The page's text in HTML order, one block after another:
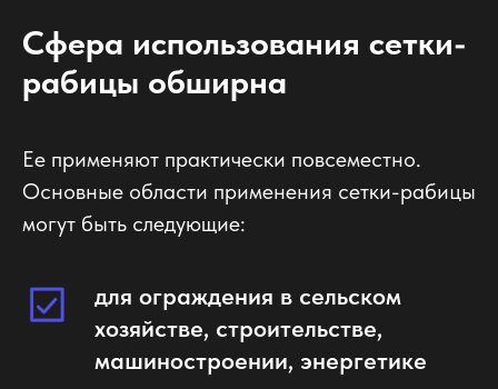
Сфера использования сетки-
рабицы обширна
Ее применяют практически повсеместно.
Основные области применения сетки-рабицы
могут быть следующие:
для ограждения в сельском
хозяйстве, строительстве,
машиностроении, энергетике